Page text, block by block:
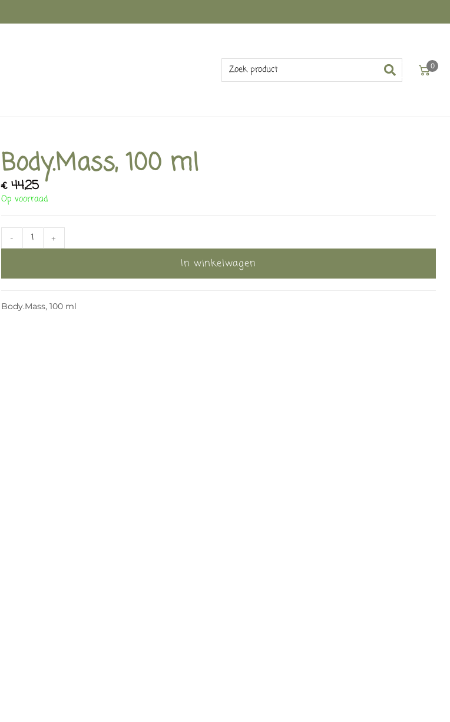
0
Body.Mass, 100 ml
€44,25
Op voorraad
- +
In winkelwagen
Body.Mass, 100 ml